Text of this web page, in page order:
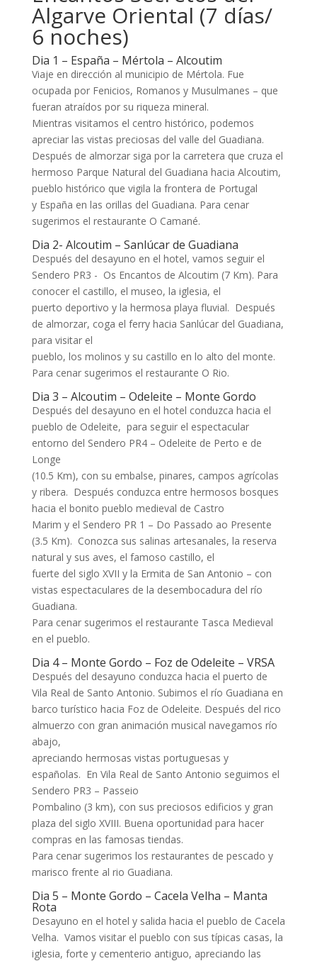
Algarve Oriental (7 días/
6 noches)
Dia 1 – España – Mértola – Alcoutim
Viaje en dirección al municipio de Mértola. Fue
ocupada por Fenicios, Romanos y Musulmanes – que
fueran atraídos por su riqueza mineral.
Mientras visitamos el centro histórico, podemos
apreciar las vistas preciosas del valle del Guadiana.
Después de almorzar siga por la carretera que cruza el
hermoso Parque Natural del Guadiana hacia Alcoutim,
pueblo histórico que vigila la frontera de Portugal
y España en las orillas del Guadiana. Para cenar
sugerimos el restaurante O Camané.
Dia 2- Alcoutim – Sanlúcar de Guadiana
Después del desayuno en el hotel, vamos seguir el
Sendero PR3 - Os Encantos de Alcoutim (7 Km). Para
conocer el castillo, el museo, la iglesia, el
puerto deportivo y la hermosa playa fluvial. Después
de almorzar, coga el ferry hacia Sanlúcar del Guadiana,
para visitar el
pueblo, los molinos y su castillo en lo alto del monte.
Para cenar sugerimos el restaurante O Rio.
Dia 3 – Alcoutim – Odeleite – Monte Gordo
Después del desayuno en el hotel conduzca hacia el
pueblo de Odeleite, para seguir el espectacular
entorno del Sendero PR4 – Odeleite de Perto e de
Longe
(10.5 Km), con su embalse, pinares, campos agrícolas
y ribera. Después conduzca entre hermosos bosques
hacia el bonito pueblo medieval de Castro
Marim y el Sendero PR 1 – Do Passado ao Presente
(3.5 Km). Conozca sus salinas artesanales, la reserva
natural y sus aves, el famoso castillo, el
fuerte del siglo XVII y la Ermita de San Antonio – con
vistas espectaculares de la desembocadura del río
Guadiana.
Para cenar sugerimos el restaurante Tasca Medieval
en el pueblo.
Dia 4 – Monte Gordo – Foz de Odeleite – VRSA
Después del desayuno conduzca hacia el puerto de
Vila Real de Santo Antonio. Subimos el río Guadiana en
barco turístico hacia Foz de Odeleite. Después del rico
almuerzo con gran animación musical navegamos río
abajo,
apreciando hermosas vistas portuguesas y
españolas. En Vila Real de Santo Antonio seguimos el
Sendero PR3 – Passeio
Pombalino (3 km), con sus preciosos edificios y gran
plaza del siglo XVIII. Buena oportunidad para hacer
compras en las famosas tiendas.
Para cenar sugerimos los restaurantes de pescado y
marisco frente al rio Guadiana.
Dia 5 – Monte Gordo – Cacela Velha – Manta
Rota
Desayuno en el hotel y salida hacia el pueblo de Cacela
Velha. Vamos visitar el pueblo con sus típicas casas, la
iglesia, forte y cementerio antiguo, apreciando las